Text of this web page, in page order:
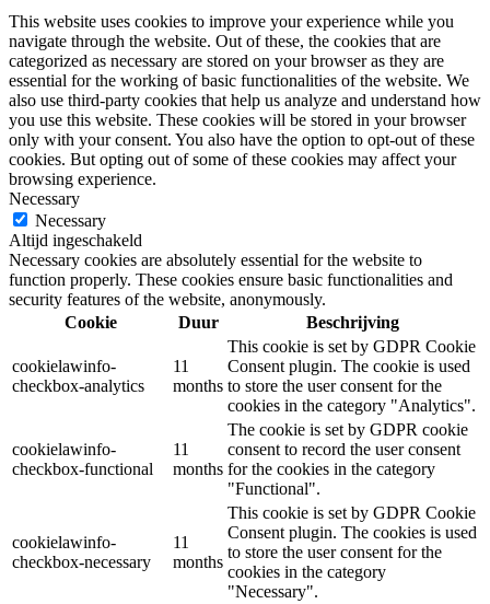
This website uses cookies to improve your experience while you
navigate through the website. Out of these, the cookies that are
categorized as necessary are stored on your browser as they are
essential for the working of basic functionalities of the website. We
also use third-party cookies that help us analyze and understand how
you use this website. These cookies will be stored in your browser
only with your consent. You also have the option to opt-out of these
cookies. But opting out of some of these cookies may affect your
browsing experience.
Necessary
Necessary
Altijd ingeschakeld
Necessary cookies are absolutely essential for the website to
function properly. These cookies ensure basic functionalities and
security features of the website, anonymously.
Cookie
Duur Beschrijving
cookielawinfo-
checkbox-analytics
11
months
This cookie is set by GDPR Cookie
Consent plugin. The cookie is used
to store the user consent for the
cookies in the category "Analytics".
cookielawinfo-
checkbox-functional
11
months
The cookie is set by GDPR cookie
consent to record the user consent
for the cookies in the category
"Functional".
cookielawinfo-
checkbox-necessary
11
months
This cookie is set by GDPR Cookie
Consent plugin. The cookies is used
to store the user consent for the
cookies in the category
"Necessary".